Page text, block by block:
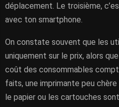
déplacement. Le troisième,
avec ton smartphone.
On constate souvent que les
uniquement sur le prix, alors
coût des consommables
faits, une imprimante peu
le papier ou les cartouches